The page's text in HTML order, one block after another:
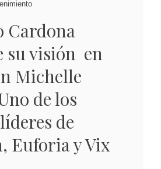
Cardona
su visión en
Michelle
de los
de
Euforia y Vix